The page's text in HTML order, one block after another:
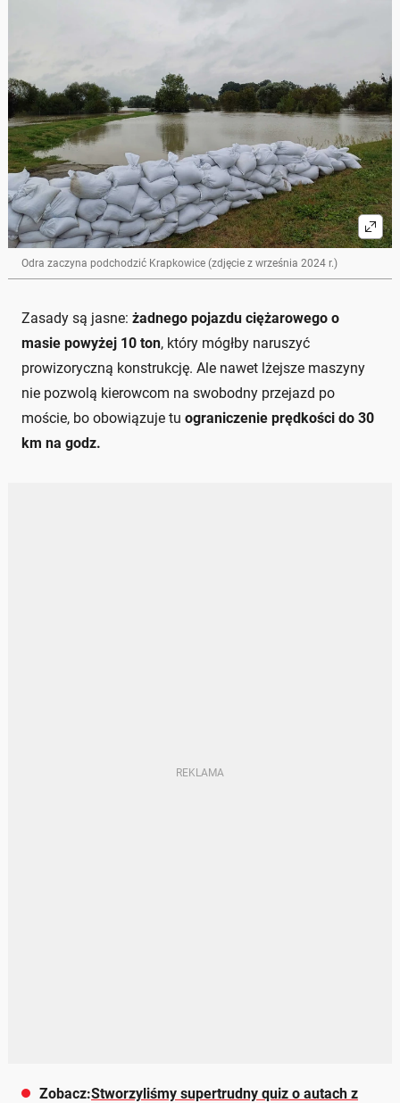
Odra zaczyna podchodzić Krapkowice (zdjęcie z września 2024 r.)
Zasady są jasne: żadnego pojazdu ciężarowego o
masie powyżej 10 ton, który mógłby naruszyć
prowizoryczną konstrukcję. Ale nawet lżejsze maszyny
nie pozwolą kierowcom na swobodny przejazd po
moście, bo obowiązuje tu ograniczenie prędkości do 30
km na godz.
Zobacz:Stworzyliśmy supertrudny quiz o autach z